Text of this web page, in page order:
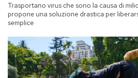
Trasportano virus che sono la causa di
propone una soluzione drastica per
semplice